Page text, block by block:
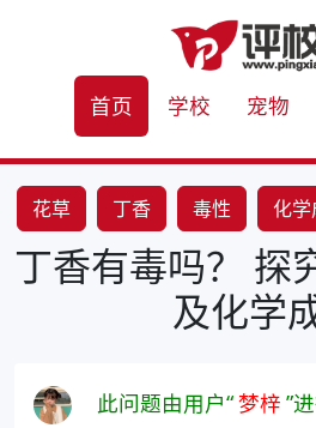
首页 学校 宠物
花草 丁香 毒性 化学
丁香有毒吗？ 探
及化学
此问题由用户“梦梓 ”